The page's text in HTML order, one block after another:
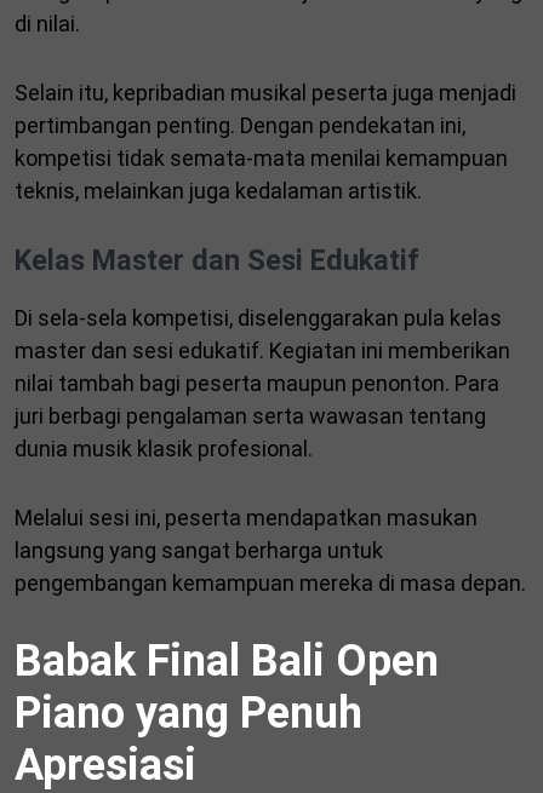
di nilai.
Selain itu, kepribadian musikal peserta juga menjadi
pertimbangan penting. Dengan pendekatan ini,
kompetisi tidak semata-mata menilai kemampuan
teknis, melainkan juga kedalaman artistik.
Kelas Master dan Sesi Edukatif
Di sela-sela kompetisi, diselenggarakan pula kelas
master dan sesi edukatif. Kegiatan ini memberikan
nilai tambah bagi peserta maupun penonton. Para
juri berbagi pengalaman serta wawasan tentang
dunia musik klasik profesional.
Melalui sesi ini, peserta mendapatkan masukan
langsung yang sangat berharga untuk
pengembangan kemampuan mereka di masa depan.
Babak Final Bali Open
Piano yang Penuh
Apresiasi